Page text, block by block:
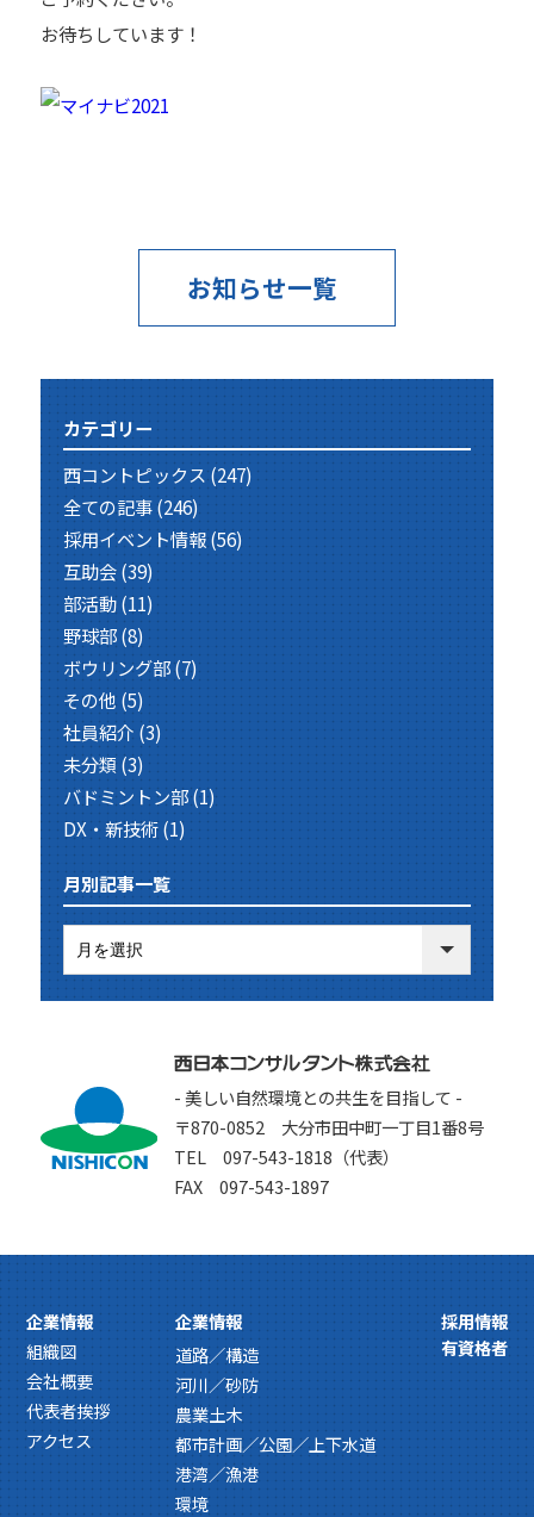
お待ちしています！
お知らせ一覧
カテゴリー
西コントピックス(247)
全ての記事(246)
採用イベント情報(56)
互助会(39)
部活動(11)
野球部(8)
ボウリング部(7)
その他(5)
社員紹介 (3)
未分類(3)
バドミントン部(1)
DX・新技術(1)
月別記事一覧
- 美しい自然環境との共生を目指して -
〒870-0852 大分市田中町一丁目1番8号
TEL 097-543-1818（代表）
FAX 097-543-1897
企業情報
組織図
会社概要
代表者挨拶
アクセス
企業情報
道路／構造
河川／砂防
農業土木
都市計画／公園／上下水道
港湾／漁港
環境
採用情報
有資格者